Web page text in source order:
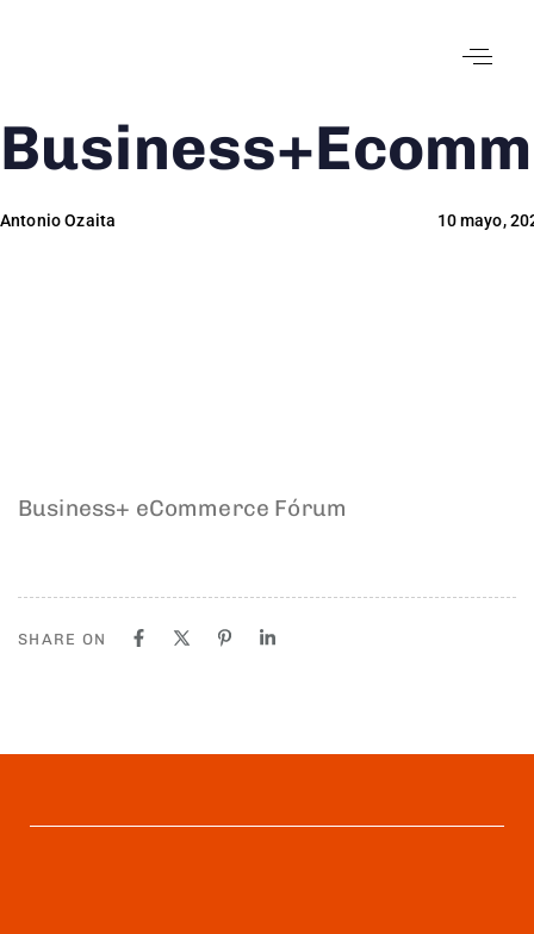
Author
Antonio Ozaita
Published
on:
10 mayo,
Published
in:
Business+ eCommerce Fórum
SHARE ON